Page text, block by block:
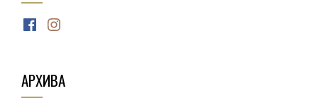
Facebook
Instagram
АРХИВА